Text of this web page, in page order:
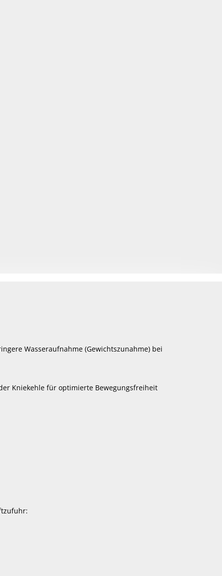
Wasseraufnahme (Gewichtszunahme) bei
Kniekehle für optimierte Bewegungsfreiheit